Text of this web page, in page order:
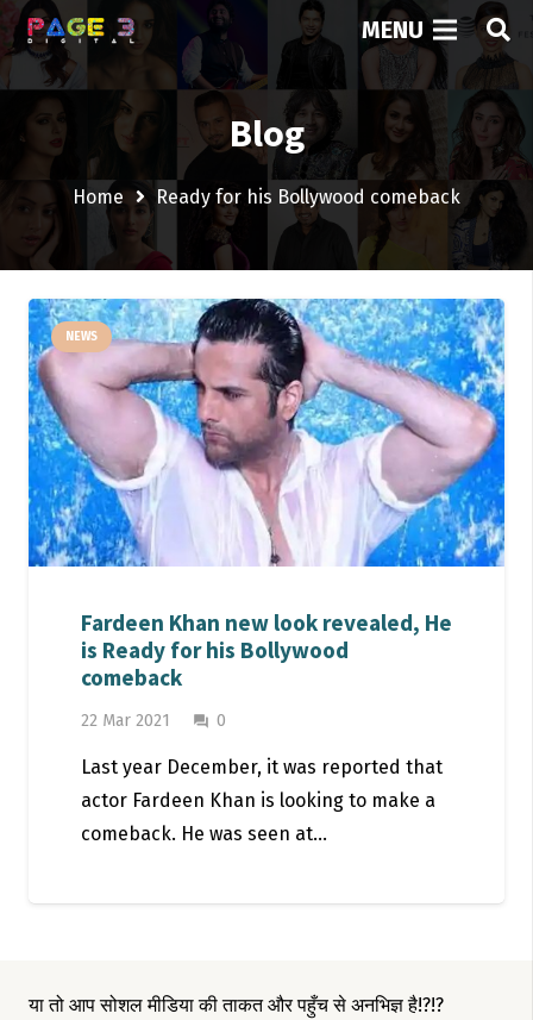
MENU
Blog
Home Ready for his Bollywood comeback
NEWS
Fardeen Khan new look revealed, He
is Ready for his Bollywood
comeback
22 Mar 2021 question_answer 0
Last year December, it was reported that
actor Fardeen Khan is looking to make a
comeback. He was seen at…
या तो आप सोशल मीडिया की ताकत और पहुँच से अनभिज्ञ है!?!?